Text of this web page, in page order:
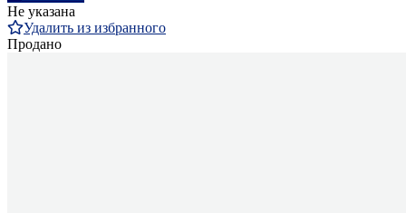
Не указана
Удалить из избранного
Продано